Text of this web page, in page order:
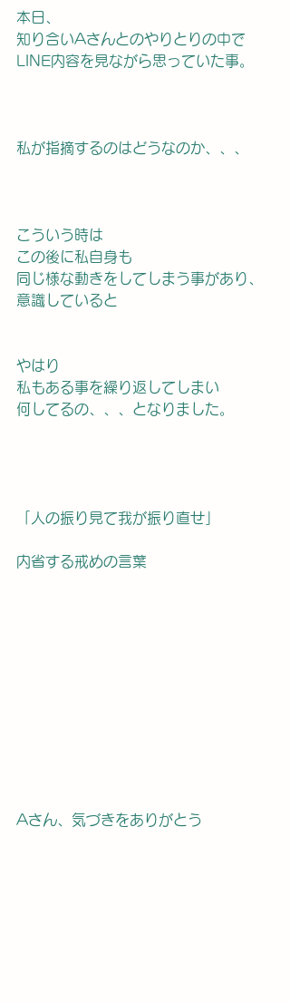
本日、
知り合いAさんとのやりとりの中で
LINE内容を見ながら思っていた事。
私が指摘するのはどうなのか、、、
こういう時は
この後に私自身も
同じ様な動きをしてしまう事があり、
意識していると
やはり
私もある事を繰り返してしまい
何してるの、、、となりました。
「人の振り見て我が振り直せ」
内省する戒めの言葉
Aさん、気づきをありがとう